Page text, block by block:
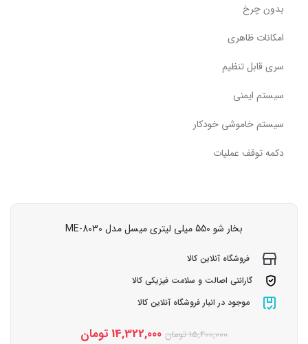
بدون چرخ
امکانات ظاهری
سری قابل تنظیم
سیستم ایمنی
سیستم خاموشی خودکار
دکمه توقف عملیات
بخار شو 550 میلی لیتری میسل مدل ME-8030
فروشگاه آنلاین کالا
گارانتی اصالت و سلامت فیزیکی کالا
موجود در انبار فروشگاه آنلاین کالا
15,400,000تومان 14,322,000تومان